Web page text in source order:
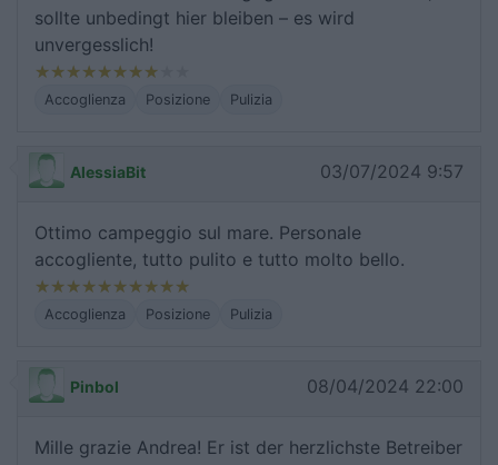
sollte unbedingt hier bleiben – es wird
unvergesslich!
Accoglienza Posizione Pulizia
AlessiaBit 03/07/2024 9:57
Ottimo campeggio sul mare. Personale
accogliente, tutto pulito e tutto molto bello.
Accoglienza Posizione Pulizia
Pinbol 08/04/2024 22:00
Mille grazie Andrea! Er ist der herzlichste Betreiber